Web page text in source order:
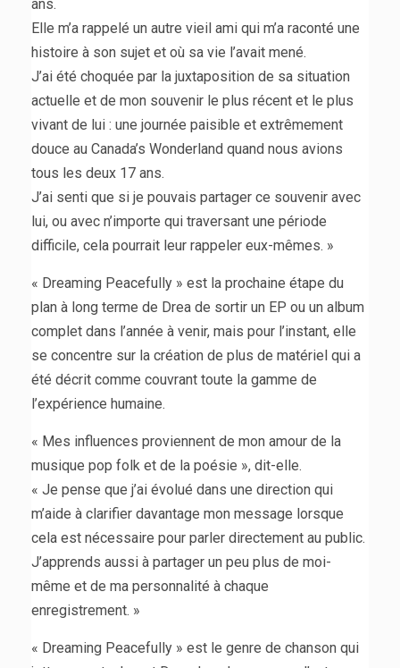
ans.
Elle m’a rappelé un autre vieil ami qui m’a raconté une
histoire à son sujet et où sa vie l’avait mené.
J’ai été choquée par la juxtaposition de sa situation
actuelle et de mon souvenir le plus récent et le plus
vivant de lui : une journée paisible et extrêmement
douce au Canada’s Wonderland quand nous avions
tous les deux 17 ans.
J’ai senti que si je pouvais partager ce souvenir avec
lui, ou avec n’importe qui traversant une période
difficile, cela pourrait leur rappeler eux-mêmes. »
« Dreaming Peacefully » est la prochaine étape du
plan à long terme de Drea de sortir un EP ou un album
complet dans l’année à venir, mais pour l’instant, elle
se concentre sur la création de plus de matériel qui a
été décrit comme couvrant toute la gamme de
l’expérience humaine.
« Mes influences proviennent de mon amour de la
musique pop folk et de la poésie », dit-elle.
« Je pense que j’ai évolué dans une direction qui
m’aide à clarifier davantage mon message lorsque
cela est nécessaire pour parler directement au public.
J’apprends aussi à partager un peu plus de moi-
même et de ma personnalité à chaque
enregistrement. »
« Dreaming Peacefully » est le genre de chanson qui